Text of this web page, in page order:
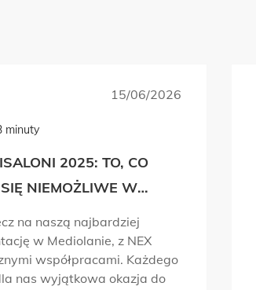
15/06/2026
minuty
2025: TO, CO
NIEMOŻLIWE W
na naszą najbardziej
w Mediolanie, z NEX
współpracami. Każdego
nas wyjątkowa okazja do